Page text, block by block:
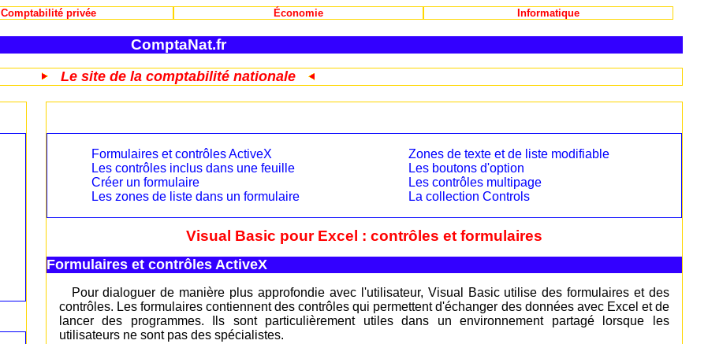
Comptabilité privée Économie Informatique
ComptaNat.fr
Le site de la comptabilité nationale
Formulaires et contrôles ActiveX
Les contrôles inclus dans une feuille
Créer un formulaire
Les zones de liste dans un formulaire
Zones de texte et de liste modifiable
Les boutons d'option
Les contrôles multipage
La collection Controls
Visual Basic pour Excel : contrôles et formulaires
Formulaires et contrôles ActiveX
Pour dialoguer de manière plus approfondie avec l'utilisateur, Visual Basic utilise des formulaires et des
contrôles. Les formulaires contiennent des contrôles qui permettent d'échanger des données avec Excel et de
lancer des programmes. Ils sont particulièrement utiles dans un environnement partagé lorsque les
utilisateurs ne sont pas des spécialistes.